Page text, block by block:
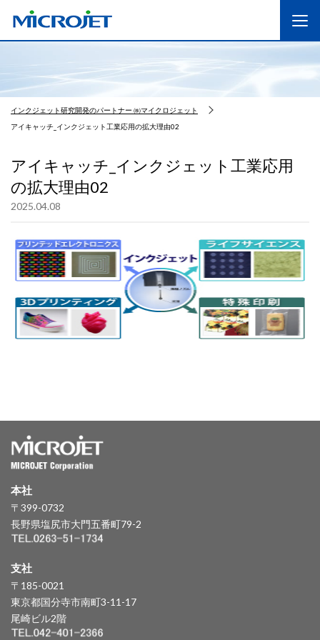
インクジェット研究開発のパートナー ㈱マイクロジェット
アイキャッチ_インクジェット工業応用の拡大理由02
アイキャッチ_インクジェット工業応用
の拡大理由02
2025.04.08
本社
〒399-0732
長野県塩尻市大門五番町79-2
支社
〒185-0021
東京都国分寺市南町3-11-17
尾崎ビル2階